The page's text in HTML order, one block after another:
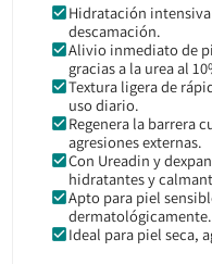
Hidratación
descamación.
Alivio inmediato de
gracias a la urea al
Textura ligera de
uso diario.
Regenera la barrera
agresiones externas.
Con Ureadin y
hidratantes y
Apto para piel
dermatológicamente.
Ideal para piel seca,